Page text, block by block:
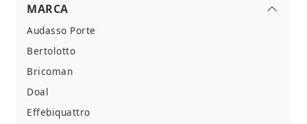
MARCA
Audasso Porte
Bertolotto
Bricoman
Doal
Effebiquattro